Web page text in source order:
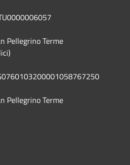
Pellegrino Terme
Pellegrino Terme